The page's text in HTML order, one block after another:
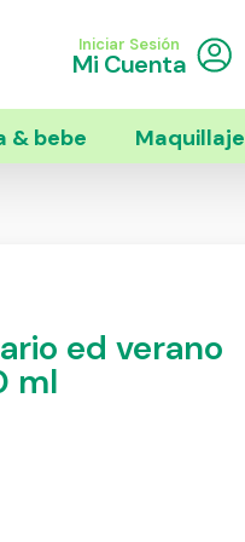
Iniciar Sesión
Mi Cuenta
& bebe Maquillaje
ed verano
ml